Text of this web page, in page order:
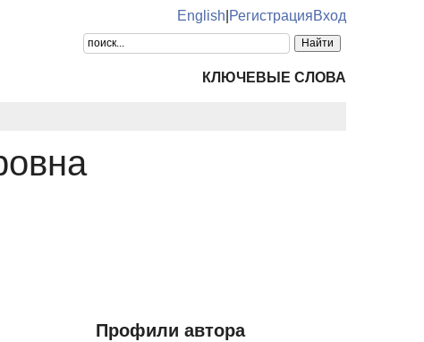
English РегистрацияВход
КЛЮЧЕВЫЕ СЛОВА
Профили автора